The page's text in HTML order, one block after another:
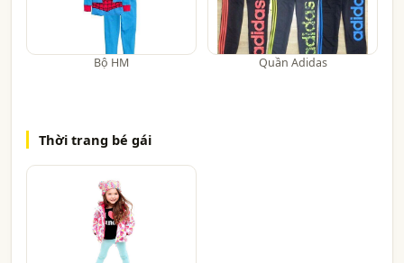
Bộ HM Quần Adidas
Thời trang bé gái